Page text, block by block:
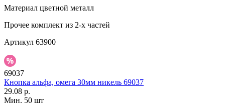
Материал цветной металл
Прочее комплект из 2-х частей
Артикул 63900
69037
Кнопка альфа, омега 30мм никель 69037
29.08 р.
Мин. 50 шт